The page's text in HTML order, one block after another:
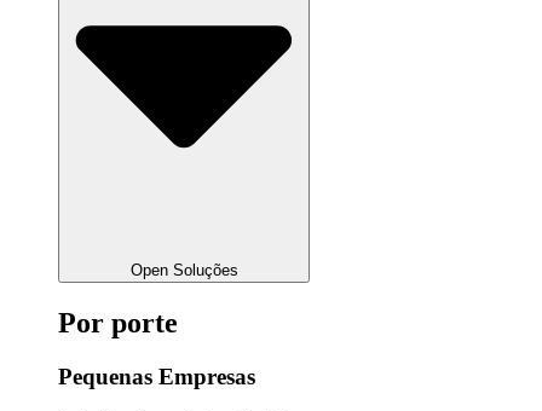
Open Soluções
Por porte
Pequenas Empresas